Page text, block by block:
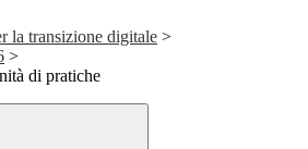
la transizione digitale >
>
di pratiche